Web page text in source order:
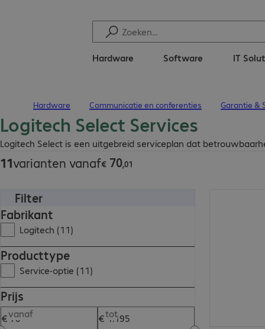
Hardware Software IT
Hardware Communicatie en conferenties Garantie &
Logitech Select Services
Logitech Select is een uitgebreid serviceplan dat
11varianten vanaf€ 70,01
€ 70,01
Filter
Fabrikant
Logitech (11)
Producttype
Service-optie (11)
Prijs
vanaf tot